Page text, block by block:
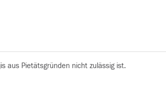
aus Pietätsgründen nicht zulässig ist.